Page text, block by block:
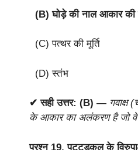
(B) घोड़े की नाल आकार की
(C) पत्थर की मूर्ति
(D) स्तंभ
✔ सही उत्तर: (B) — गवाक्ष
के आकार का अलंकरण है जो
प्रश्न 19.पट्टडकल के